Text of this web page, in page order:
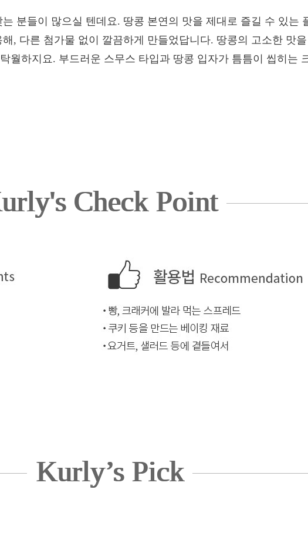
분들이 많으실 텐데요. 땅콩 본연의 맛을 제대로 즐길 수 있는
, 다른 첨가물 없이 깔끔하게 만들었답니다. 땅콩의 고소한 맛
월하지요. 부드러운 스무스 타입과 땅콩 입자가 틈틈이 씹히는
Check Point
Kurly’s Pick